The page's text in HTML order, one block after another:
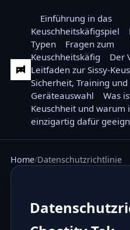
Einführung in das
Keuschheitskäfigspiel
Typen
Fragen zum
Keuschheitskäfig
Der
Leitfaden zur Sissy-
Sicherheit, Training und
Geräteauswahl
Was
Keuschheit und warum
einzigartig dafür
Home Datenschutzrichtlinie